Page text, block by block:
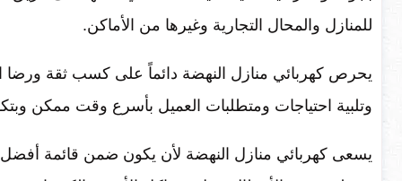
للمنازل والمحال التجارية وغيرها من الأماكن.
يحرص كهربائي منازل النهضة دائماً على كسب ثقة
وتلبية احتياجات ومتطلبات العميل بأسرع وقت ممكن
يسعى كهربائي منازل النهضة لأن يكون ضمن قائمة أفضل